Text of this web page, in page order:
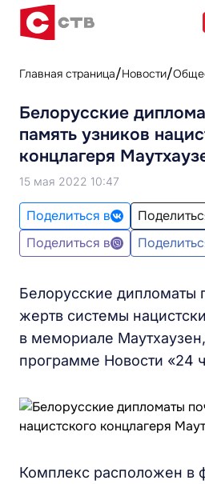
Главная страница Новости
Белорусские
память узников
концлагеря
15 мая 2022 10:47
Поделиться в
Поделиться в
Белорусские дипломаты
жертв системы
в мемориале
программе Новости «24
Комплекс расположен в